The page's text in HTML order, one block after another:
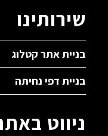
שירותינו
בניית אתר קטלוג
בניית דפי נחיתה
ניווט